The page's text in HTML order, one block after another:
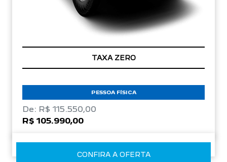
TAXA ZERO
PESSOA FÍSICA
De: R$ 115.550,00
R$ 105.990,00
CONFIRA A OFERTA